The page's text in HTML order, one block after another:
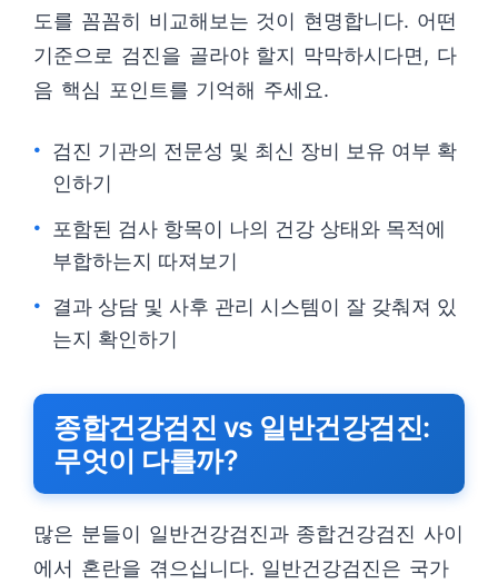
도를 꼼꼼히 비교해보는 것이 현명합니다. 어떤
기준으로 검진을 골라야 할지 막막하시다면, 다
음 핵심 포인트를 기억해 주세요.
검진 기관의 전문성 및 최신 장비 보유 여부 확
인하기
포함된 검사 항목이 나의 건강 상태와 목적에
부합하는지 따져보기
결과 상담 및 사후 관리 시스템이 잘 갖춰져 있
는지 확인하기
종합건강검진 vs 일반건강검진:
무엇이 다를까?
많은 분들이 일반건강검진과 종합건강검진 사이
에서 혼란을 겪으십니다. 일반건강검진은 국가